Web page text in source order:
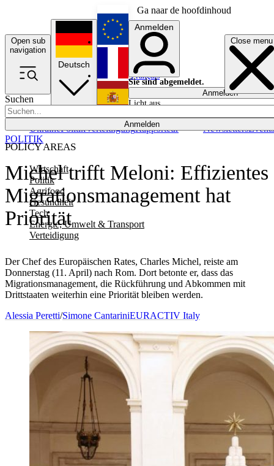
Ga naar de hoofdinhoud
Open sub
navigation
Close menu
Suchen
Anmelden
POLICY AREAS
Wirtschaft
Politik
Agrifood
Gesundheit
Tech
Energie, Umwelt & Transport
Verteidigung
UkrainePolitikVerteidigungRapporteur NewslettersEvents
Deutsch
English
Français
Anmelden
Sie sind abgemeldet.
Anmelden
Licht aus
Michel trifft Meloni: Effizientes
Migrationsmanagement hat
Priorität
Der Chef des Europäischen Rates, Charles Michel, reiste am
Donnerstag (11. April) nach Rom. Dort betonte er, dass das
Migrationsmanagement, die Rückführung und Abkommen mit
Drittstaaten weiterhin eine Priorität bleiben werden.
POLITIK
Alessia Peretti/Simone CantariniEURACTIV Italy